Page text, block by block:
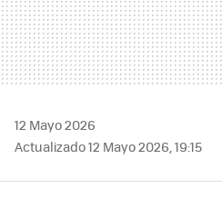
12 Mayo 2026
Actualizado 12 Mayo 2026, 19:15